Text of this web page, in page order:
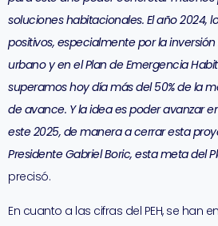
soluciones habitacionales. El año 2024,
positivos, especialmente por la
urbano y en el Plan de Emergencia
superamos hoy día más del 50% de la
de avance. Y la idea es poder avanzar
este 2025, de manera a cerrar esta
Presidente Gabriel Boric, esta meta del
precisó.
En cuanto a las cifras del PEH, se han